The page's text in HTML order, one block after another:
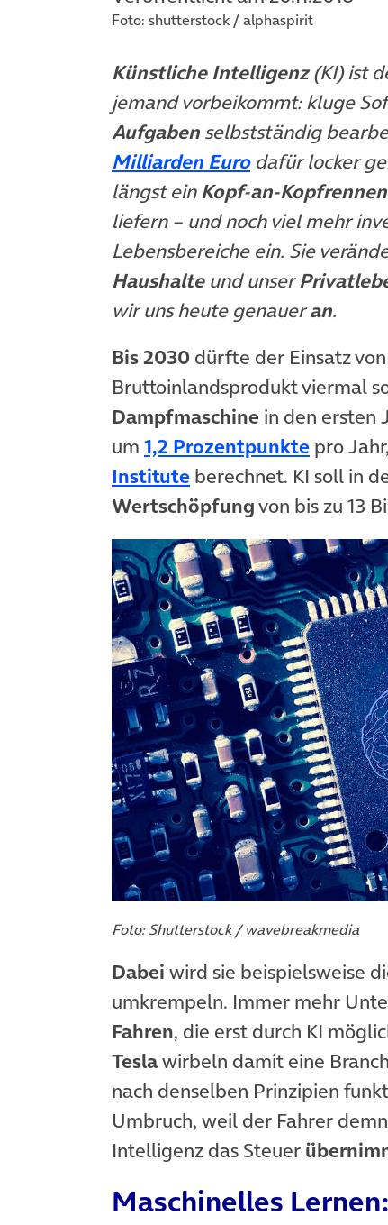
Foto: shutterstock / alphaspirit
Künstliche Intelligenz(KI) ist
jemand vorbeikommt: kluge
Aufgaben selbstständig
Milliarden Euro(öffnet in
dafür locker
längst einKopf-an-Kopfrennen
liefern – und noch viel mehr
Lebensbereiche ein. Sie
Haushalteund unser
wir uns heute genaueran.
Bis 2030 dürfte der Einsatz
Bruttoinlandsprodukt viermal
Dampfmaschine in den ersten
um 1,2 Prozentpunkte(öffnet
pro
Institute(öffnet in neuem Tab)
berechnet. KI soll in
Wertschöpfungvon bis zu 13
Foto: Shutterstock / wavebreakmedia
Dabei wird sie beispielsweise
umkrempeln. Immer mehr
Fahren, die erst durch KI
Teslawirbeln damit eine
nach denselben Prinzipien
Umbruch, weil der Fahrer
Intelligenz das Steuer
Maschinelles